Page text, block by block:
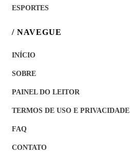
ESPORTES
/ NAVEGUE
INÍCIO
SOBRE
PAINEL DO LEITOR
TERMOS DE USO E PRIVACIDADE
FAQ
CONTATO